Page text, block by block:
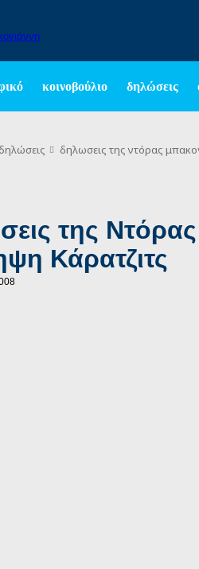
κοινοβούλιο δηλώσεις
δηλώσεις δηλωσεις της ντόρας
της
Κάρατζιτς